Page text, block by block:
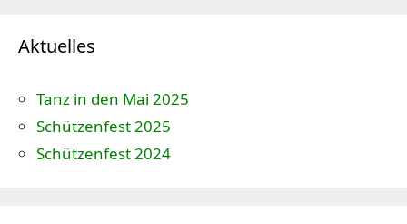
Aktuelles
Tanz in den Mai 2025
Schützenfest 2025
Schützenfest 2024